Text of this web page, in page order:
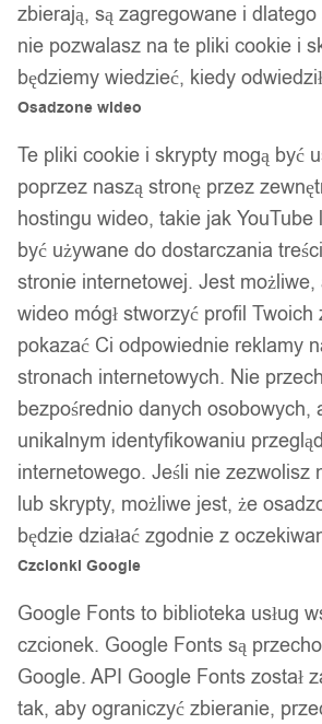
34,99zł
Darmowa dostawa od 90 zł
Dostawa w 24h
Zamówienia złożone do 14:00 wysyłamy
Dostawa w 24h
Zamówienia złożone do 14:00
Kod produktu: D_CABLE_BLUE
Dostępny w magazynie - szybka
Dodaj do
Zamówienia złożone do 14:00 w dni
samego dnia.
Bezpieczne płatności
14 dni na zwrot
zbierają, są zagregowane i
nie pozwalasz na te pliki cookie i
będziemy wiedzieć, kiedy
Osadzone wideo
Te pliki cookie i skrypty mogą być
poprzez naszą stronę przez
hostingu wideo, takie jak YouTube
być używane do dostarczania
stronie internetowej. Jest
wideo mógł stworzyć profil Twoich
pokazać Ci odpowiednie reklamy
stronach internetowych. Nie
bezpośrednio danych osobowych,
unikalnym identyfikowaniu
internetowego. Jeśli nie zezwolisz
lub skrypty, możliwe jest, że
będzie działać zgodnie z
Czcionki Google
Google Fonts to biblioteka usług
czcionek. Google Fonts są
Google. API Google Fonts został
tak, aby ograniczyć zbieranie,